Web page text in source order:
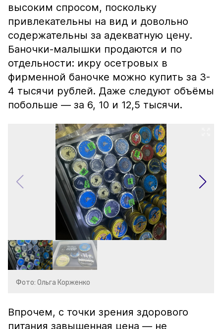
высоким спросом, поскольку
привлекательны на вид и довольно
содержательны за адекватную цену.
Баночки-малышки продаются и по
отдельности: икру осетровых в
фирменной баночке можно купить за 3-
4 тысячи рублей. Даже следуют объёмы
побольше — за 6, 10 и 12,5 тысячи.
Фото: Ольга Корженко
Впрочем, с точки зрения здорового
питания завышенная цена — не